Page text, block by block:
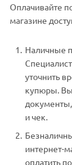
Оплачивайте
магазине
Наличные
уточнить
купюры. Вы
и чек.
интернет-
оплатить